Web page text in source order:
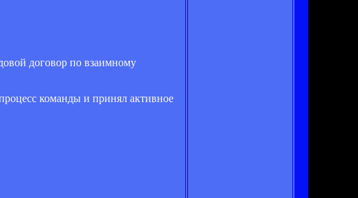
договор по взаимному
команды и принял активное